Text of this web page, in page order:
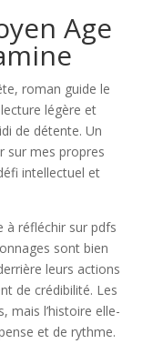
Age
roman guide le
légère et
de détente. Un
sur mes propres
intellectuel et
à réfléchir sur pdfs
sont bien
leurs actions
de crédibilité. Les
mais l’histoire elle-
et de rythme.